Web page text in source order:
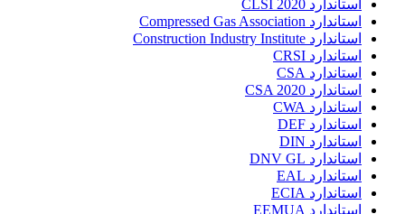
استاندارد CLSI 2020
استاندارد Compressed Gas Association
استاندارد Construction Industry Institute
استاندارد CRSI
استاندارد CSA
استاندارد CSA 2020
استاندارد CWA
استاندارد DEF
استاندارد DIN
استاندارد DNV GL
استاندارد EAL
استاندارد ECIA
استاندارد EEMUA